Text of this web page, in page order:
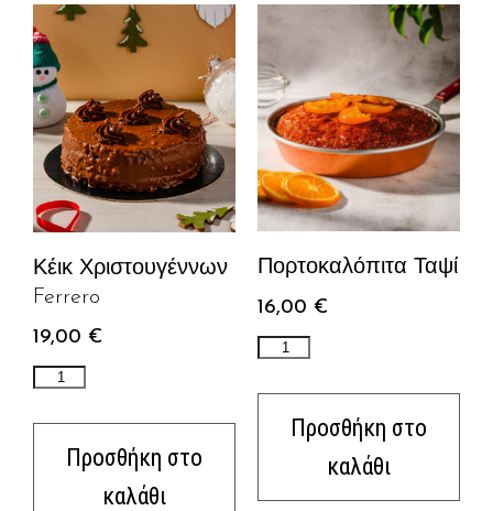
Κέικ Χριστουγέννων
Ferrero
19,00 €
Προσθήκη στο
καλάθι
Πορτοκαλόπιτα Ταψί
16,00 €
Προσθήκη στο
καλάθι